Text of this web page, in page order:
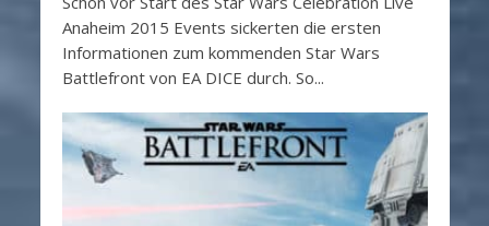
Anaheim 2015 Events sickerten die ersten
Informationen zum kommenden Star Wars
Battlefront von EA DICE durch. So...